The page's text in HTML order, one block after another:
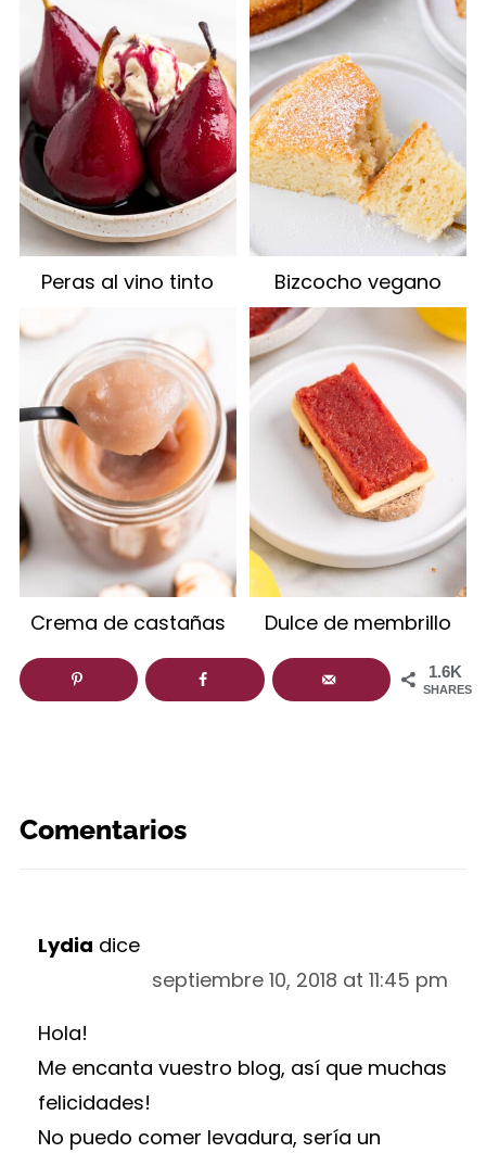
Peras al vino tinto Bizcocho vegano
Crema de castañas Dulce de membrillo
1.6K
SHARES
Comentarios
Lydia dice
septiembre 10, 2018 at 11:45 pm
Hola!
Me encanta vuestro blog, así que muchas
felicidades!
No puedo comer levadura, sería un